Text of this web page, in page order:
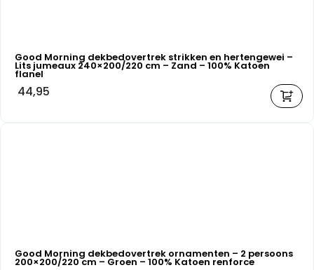
Good Morning dekbedovertrek strikken en hertengewei –
Lits jumeaux 240×200/220 cm – Zand – 100% Katoen
flanel
44,95
Good Morning dekbedovertrek ornamenten – 2 persoons
200×200/220 cm – Groen – 100% Katoen renforce